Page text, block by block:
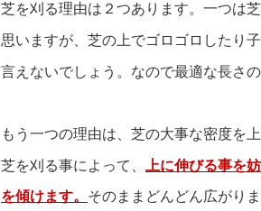
芝を刈る理由は２つあります。一つは
思いますが、芝の上でゴロゴロしたり
言えないでしょう。なので最適な長さの
もう一つの理由は、芝の大事な密度を上
芝を刈る事によって、 上に伸びる事を
を傾けます。 そのままどんどん広がりま